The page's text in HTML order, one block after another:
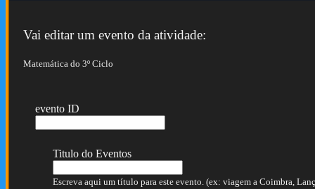
Vai editar um evento da atividade:
Matemática do 3º Ciclo
evento ID
Titulo do Eventos
Escreva aqui um título para este evento. (ex: viagem a Coimbra,